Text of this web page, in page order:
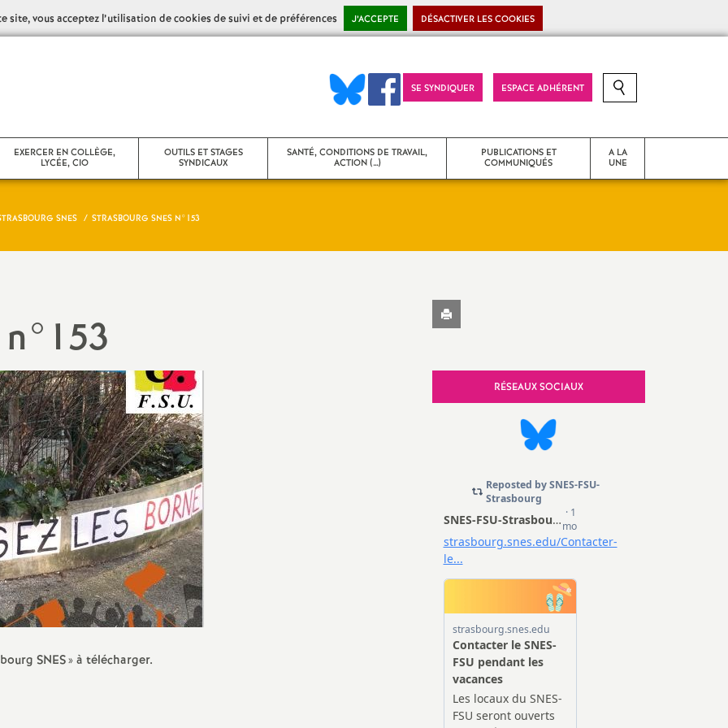
site, vous acceptez l’utilisation de cookies de suivi et de préférences J’ACCEPTE DÉSACTIVER LES COOKIES
SE SYNDIQUER ESPACE ADHÉRENT RECHERCHE SUR LE SITE
EXERCER EN COLLÈGE,
LYCÉE, CIO
disciplinaires
Prioritaire
scolaire
OUTILS ET STAGES
SYNDICAUX
SANTÉ, CONDITIONS DE TRAVAIL,
ACTION (…)
PUBLICATIONS ET
COMMUNIQUÉS
Déclarations liminaires - CR
A LA
UNE
SNES STRASBOURG SNES N°153
Imprimer
l'article
SNES» à télécharger.
RÉSEAUX SOCIAUX